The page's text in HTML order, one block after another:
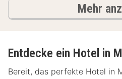
Mehr
Entdecke ein Hotel in
Bereit, das perfekte Hotel in